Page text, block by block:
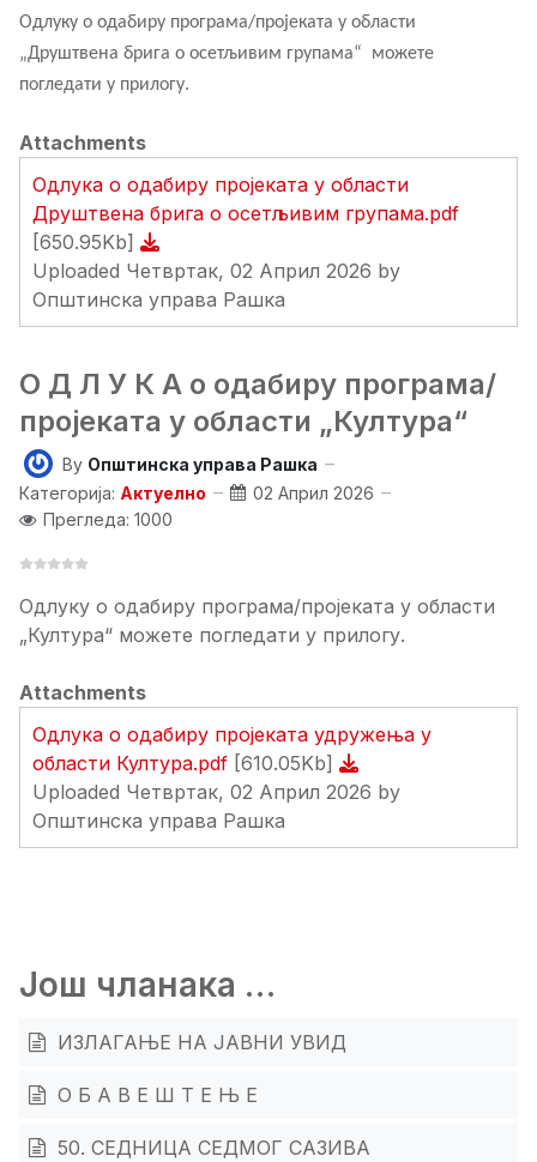
Одлуку о одабиру програма/пројеката у области
„Друштвена брига о осетљивим групама“ можете
погледати у прилогу.
Attachments
Одлука о одабиру пројеката у области
Друштвена брига о осетљивим групама.pdf
[650.95Kb]
Uploaded Четвртак, 02 Април 2026 by
Општинска управа Рашка
О Д Л У К А о одабиру програма/
пројеката у области „Култура“
By Општинска управа Рашка
Категорија: Актуелно
02 Април 2026
Прегледа: 1000
Одлуку о одабиру програма/пројеката у области
„Култура“ можете погледати у прилогу.
Attachments
Одлука о одабиру пројеката удружења у
области Култура.pdf [610.05Kb]
Uploaded Четвртак, 02 Април 2026 by
Општинска управа Рашка
Још чланака …
ИЗЛАГАЊЕ НА ЈАВНИ УВИД
О Б А В Е Ш Т Е Њ Е
50. СЕДНИЦА СЕДМОГ САЗИВА